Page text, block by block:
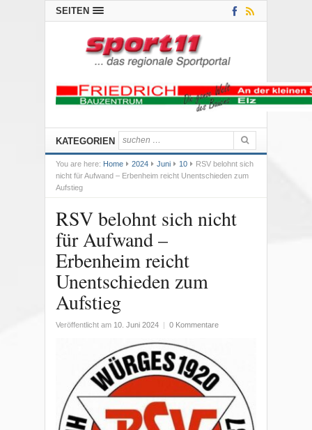
SEITEN
KATEGORIEN
You are here: Home 2024 Juni 10
RSV belohnt sich
nicht für Aufwand – Erbenheim reicht Unentschieden zum
Aufstieg
RSV belohnt sich nicht
für Aufwand –
Erbenheim reicht
Unentschieden zum
Aufstieg
Veröffentlicht am 10. Juni 2024 0 Kommentare